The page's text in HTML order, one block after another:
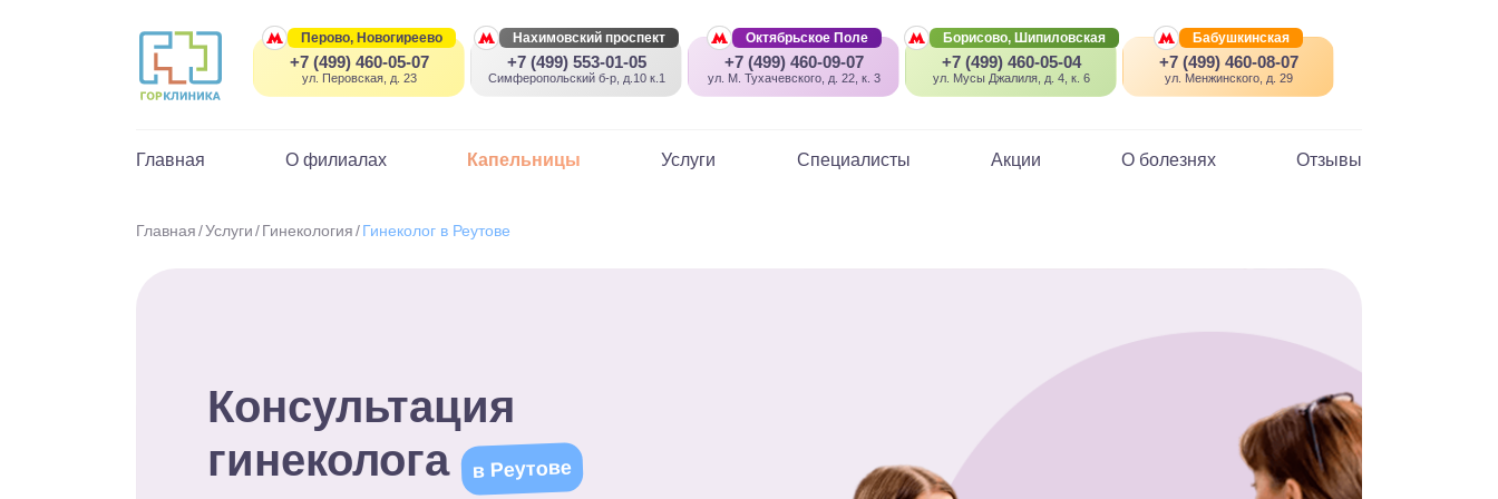
Перово, Новогиреево
+7 (499) 460-05-07
ул. Перовская, д. 23
Нахимовский проспект
+7 (499) 553-01-05
Симферопольский б-р, д.10 к.1
Октябрьское Поле
+7 (499) 460-09-07
ул. М. Тухачевского, д. 22, к. 3
Борисово, Шипиловская
+7 (499) 460-05-04
ул. Мусы Джалиля, д. 4, к. 6
Бабушкинская
+7 (499) 460-08-07
ул. Менжинского, д. 29
Главная О филиалах Капельницы Услуги Специалисты Акции О болезнях Отзывы
Главная Услуги Гинекология Гинеколог в Реутове
Консультация
гинеколога в Реутове